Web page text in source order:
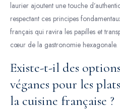
laurier ajoutent une touche
respectant ces principes
français qui ravira les papilles et
cœur de la gastronomie hexagonale.
Existe-t-il des
véganes pour les
la cuisine française ?